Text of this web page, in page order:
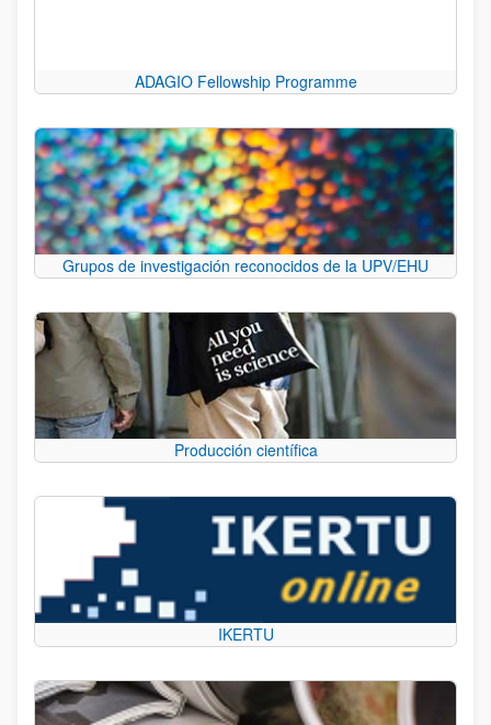
ADAGIO Fellowship Programme
Grupos de investigación reconocidos de la UPV/EHU
Producción científica
IKERTU